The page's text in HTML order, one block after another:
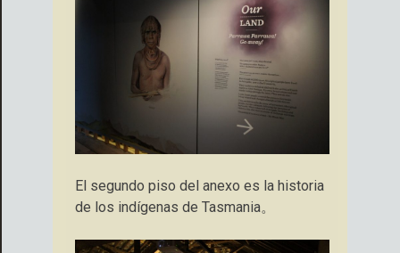
El segundo piso del anexo es la historia
de los indígenas de Tasmania。